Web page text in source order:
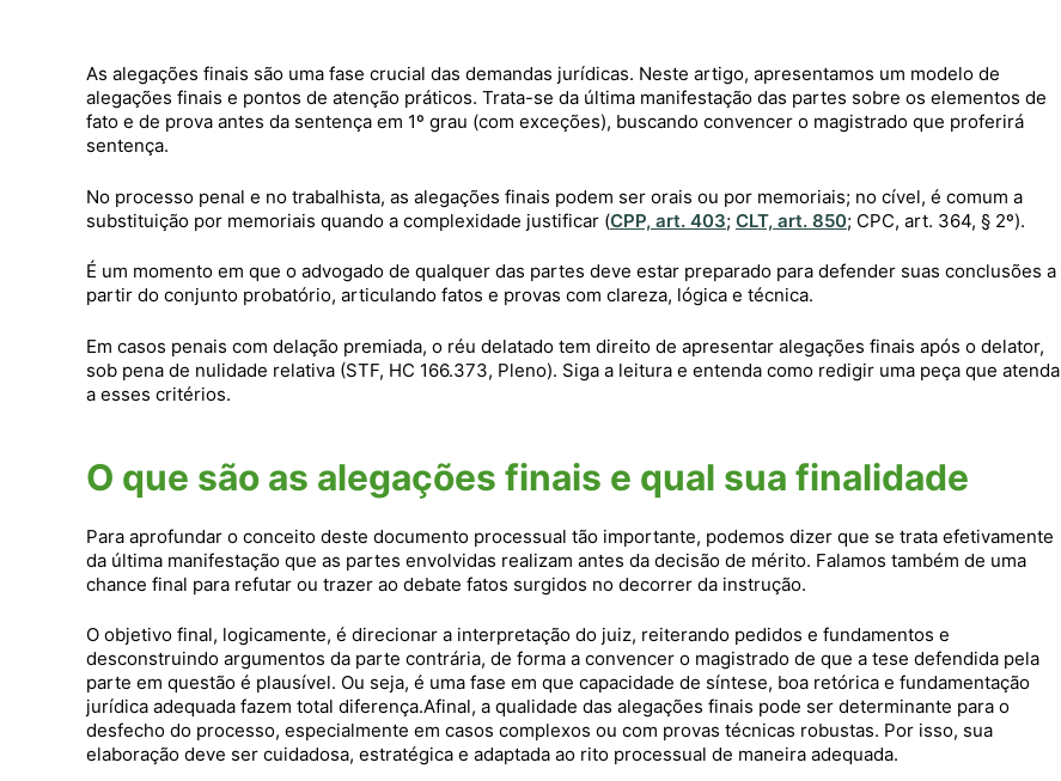
As alegações finais são uma fase crucial das demandas jurídicas. Neste artigo, apresentamos um modelo de
alegações finais e pontos de atenção práticos. Trata-se da última manifestação das partes sobre os elementos de
fato e de prova antes da sentença em 1º grau (com exceções), buscando convencer o magistrado que proferirá
sentença.
No processo penal e no trabalhista, as alegações finais podem ser orais ou por memoriais; no cível, é comum a
substituição por memoriais quando a complexidade justificar (CPP, art. 403; CLT, art. 850; CPC, art. 364, § 2º).
É um momento em que o advogado de qualquer das partes deve estar preparado para defender suas conclusões a
partir do conjunto probatório, articulando fatos e provas com clareza, lógica e técnica.
Em casos penais com delação premiada, o réu delatado tem direito de apresentar alegações finais após o delator,
sob pena de nulidade relativa (STF, HC 166.373, Pleno). Siga a leitura e entenda como redigir uma peça que atenda
a esses critérios.
O que são as alegações finais e qual sua finalidade
Para aprofundar o conceito deste documento processual tão importante, podemos dizer que se trata efetivamente
da última manifestação que as partes envolvidas realizam antes da decisão de mérito. Falamos também de uma
chance final para refutar ou trazer ao debate fatos surgidos no decorrer da instrução.
O objetivo final, logicamente, é direcionar a interpretação do juiz, reiterando pedidos e fundamentos e
desconstruindo argumentos da parte contrária, de forma a convencer o magistrado de que a tese defendida pela
parte em questão é plausível. Ou seja, é uma fase em que capacidade de síntese, boa retórica e fundamentação
jurídica adequada fazem total diferença.Afinal, a qualidade das alegações finais pode ser determinante para o
desfecho do processo, especialmente em casos complexos ou com provas técnicas robustas. Por isso, sua
elaboração deve ser cuidadosa, estratégica e adaptada ao rito processual de maneira adequada.